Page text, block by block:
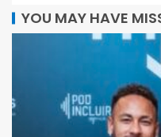
YOU MAY HAVE